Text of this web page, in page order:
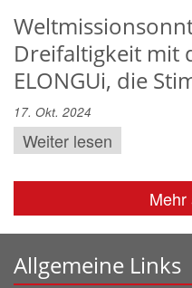
Dreifaltigkeit mit
ELONGUi, die
17. Okt. 2024
Weiter lesen
Mehr
Allgemeine Links